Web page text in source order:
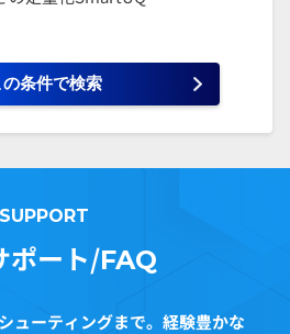
SUPPORT
ポート/FAQ
ューティングまで。経験豊かな